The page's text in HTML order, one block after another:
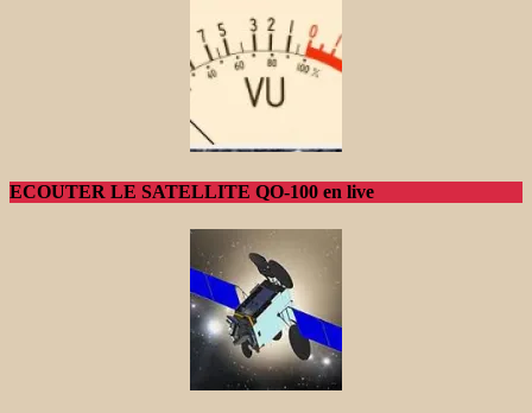
ECOUTER LE SATELLITE QO-100 en live